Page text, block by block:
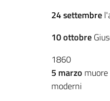
24 settembre
10 ottobre
1860
5 marzo
moderni